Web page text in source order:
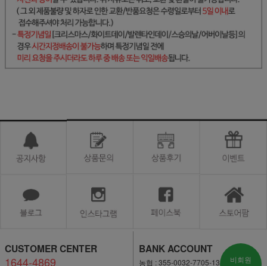
CUSTOMER CENTER
1644-4869
BANK ACCOUNT
농협 : 355-0032-7705-13
비회원